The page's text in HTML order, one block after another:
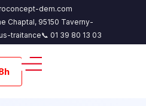
dem.com
Chaptal, 95150 Taverny-
traitance📞 01 39 80 13 03